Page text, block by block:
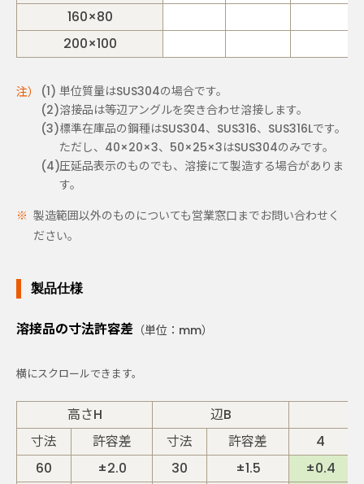
160×80
200×100
単位質量はSUS304の場合です。
溶接品は等辺アングルを突き合わせ溶接します。
標準在庫品の鋼種はSUS304、SUS316、SUS316Lです。
ただし、40×20×3、50×25×3はSUS304のみです。
圧延品表示のものでも、溶接にて製造する場合がありま
す。
製造範囲以外のものについても営業窓口までお問い合わせく
ださい。
製品仕様
溶接品の寸法許容差 （単位：mm）
高さH
辺B
寸法
許容差 寸法 許容差
4
60
±2.0 30 ±1.5
±0.4